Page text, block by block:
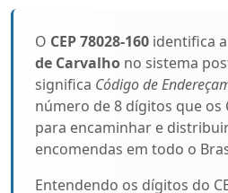
O CEP 78028-160 identifica a
de Carvalho no sistema
significa Código de
número de 8 dígitos que os
para encaminhar e
encomendas em todo o
Entendendo os dígitos do